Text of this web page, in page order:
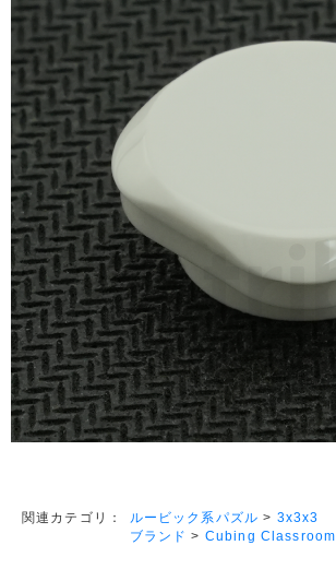
関連カテゴリ： ルービック系パズル > 3x3x3
ブランド > Cubing Classroom